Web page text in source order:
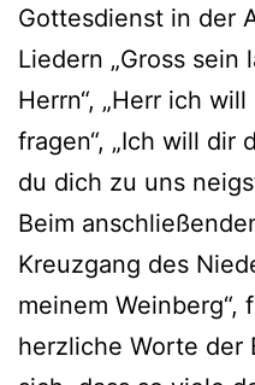
Gottesdienst in der
Liedern „Gross sein
Herrn“, „Herr ich
fragen“, „Ich will dir
du dich zu uns
Beim
Kreuzgang des
meinem Weinberg“,
herzliche Worte der